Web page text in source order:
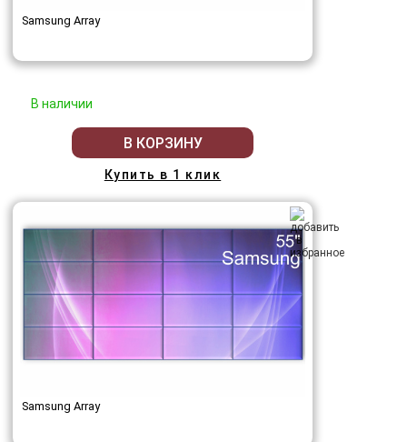
Samsung Array
В наличии
В КОРЗИНУ
Купить в 1 клик
Samsung Array